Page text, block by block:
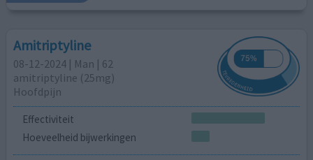
Amitriptyline
08-12-2024 | Man | 62
amitriptyline (25mg)
Hoofdpijn
Effectiviteit
Hoeveelheid bijwerkingen